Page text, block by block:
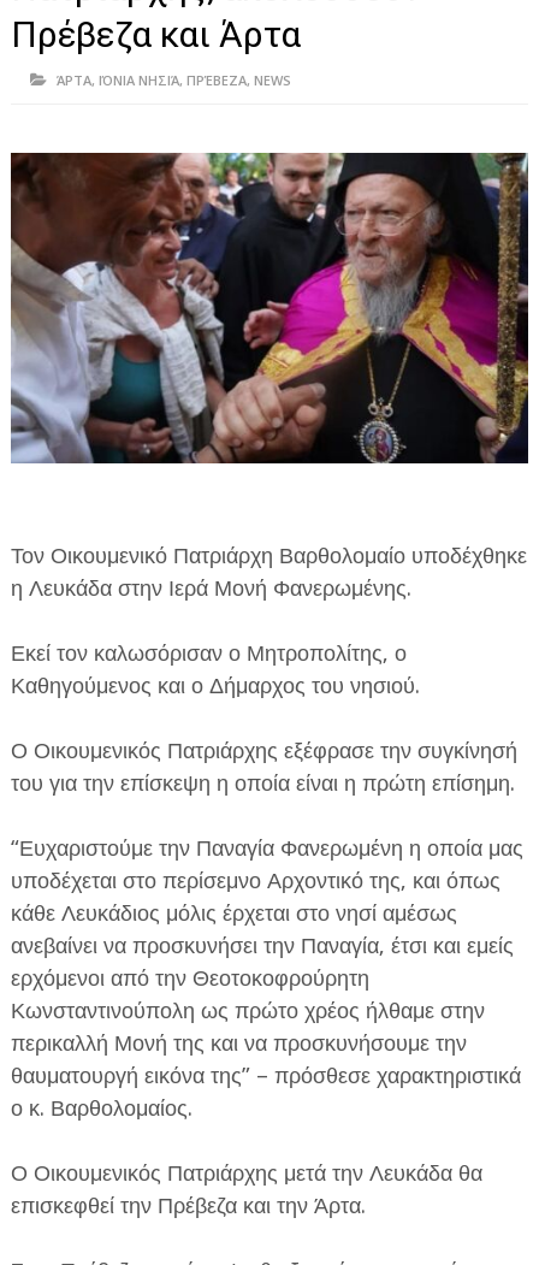
ΗΠΕΙΡΟΣ
ΠΡΕΒΕΖΑ
ΙΩΑΝΝΙΝΑ
ΘΕΣΠΡΩΤΙΑ
ΙΟΝΙΑ ΝΗΣΙΑ
ΚΑΙ ΕΛΛΑΔΑ
ΥΓΕΙΑ-ΟΜΟΡΦΙΑ
ΠΟΛΙΤΙΣΜΟΣ
ΠΕΡΙΒΑΛΛΟΝ
ΠΛΗΡΟΦΟΡΙΕΣ
Πρέβεζα και Άρτα
ΆΡΤΑ, ΙΌΝΙΑ ΝΗΣΙΆ, ΠΡΈΒΕΖΑ, NEWS
Τον Οικουμενικό Πατριάρχη Βαρθολομαίο υποδέχθηκε
η Λευκάδα στην Ιερά Μονή Φανερωμένης.
Εκεί τον καλωσόρισαν ο Μητροπολίτης, ο
Καθηγούμενος και ο Δήμαρχος του νησιού.
Ο Οικουμενικός Πατριάρχης εξέφρασε την συγκίνησή
του για την επίσκεψη η οποία είναι η πρώτη επίσημη.
“Ευχαριστούμε την Παναγία Φανερωμένη η οποία μας
υποδέχεται στο περίσεμνο Αρχοντικό της, και όπως
κάθε Λευκάδιος μόλις έρχεται στο νησί αμέσως
ανεβαίνει να προσκυνήσει την Παναγία, έτσι και εμείς
ερχόμενοι από την Θεοτοκοφρούρητη
Κωνσταντινούπολη ως πρώτο χρέος ήλθαμε στην
περικαλλή Μονή της και να προσκυνήσουμε την
θαυματουργή εικόνα της” – πρόσθεσε χαρακτηριστικά
ο κ. Βαρθολομαίος.
Ο Οικουμενικός Πατριάρχης μετά την Λευκάδα θα
επισκεφθεί την Πρέβεζα και την Άρτα.